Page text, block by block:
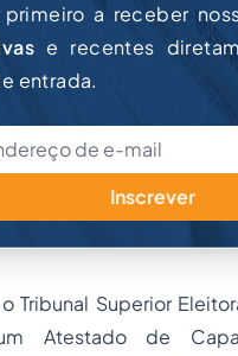
a receber
e recentes
entrada.
Inscrever
Tribunal Superior
Atestado de